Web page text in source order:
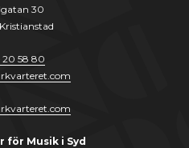
30
20 58 80
för Musik i Syd